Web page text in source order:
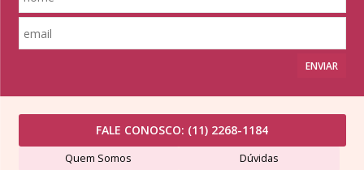
ENVIAR
FALE CONOSCO: (11) 2268-1184
Quem Somos Dúvidas